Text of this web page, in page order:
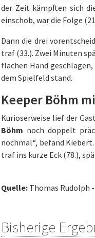
der Zeit kämpften sich
einschob, war die Folge
Dann die drei
traf (33.). Zwei Minuten
flachen Hand
dem Spielfeld stand.
Keeper Böhm
Kurioserweise lief der
Böhm noch doppelt
nochmal“, befand
traf ins kurze Eck (78.),
Quelle: Thomas Rudolph
Bisherige